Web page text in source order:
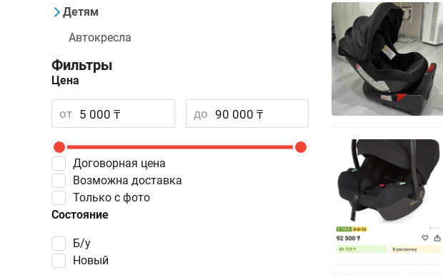
Детям
Автокресла
Фильтры
Цена
от до
Договорная цена
Возможна доставка
Состояние
Б/у
Новый
Только с фото